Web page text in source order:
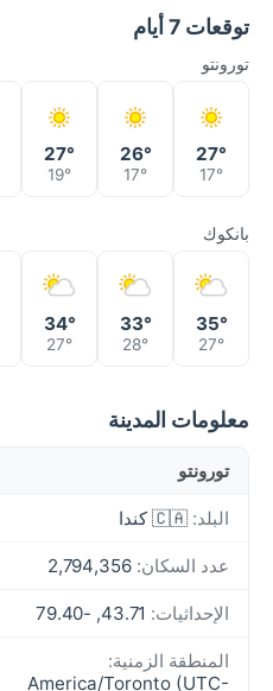
توقعات 7 أيام
تورونتو
27°
17°
26°
17°
27°
19°
بانكوك
35°
27°
33°
28°
34°
27°
معلومات المدينة
تورونتو
البلد: 🇨🇦 كندا
عدد السكان:
الإحداثيات:
المنطقة الزمنية:
America/Toronto (UTC-